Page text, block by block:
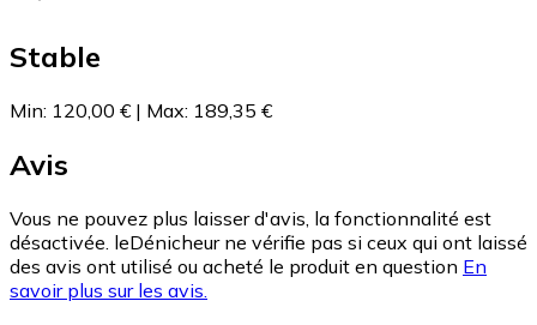
Stable
Min: 120,00 € | Max: 189,35 €
Avis
Vous ne pouvez plus laisser d'avis, la fonctionnalité est
désactivée. leDénicheur ne vérifie pas si ceux qui ont laissé
des avis ont utilisé ou acheté le produit en question En
savoir plus sur les avis.